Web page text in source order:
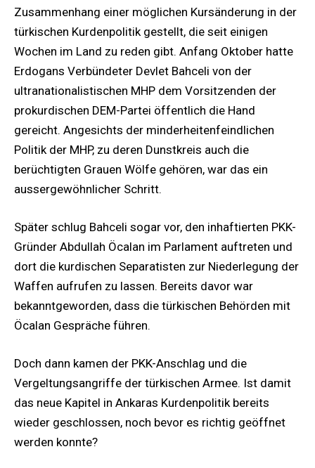
Zusammenhang einer möglichen Kursänderung in der
türkischen Kurdenpolitik gestellt, die seit einigen
Wochen im Land zu reden gibt. Anfang Oktober hatte
Erdogans Verbündeter Devlet Bahceli von der
ultranationalistischen MHP dem Vorsitzenden der
prokurdischen DEM-Partei öffentlich die Hand
gereicht. Angesichts der minderheitenfeindlichen
Politik der MHP, zu deren Dunstkreis auch die
berüchtigten Grauen Wölfe gehören, war das ein
aussergewöhnlicher Schritt.
Später schlug Bahceli sogar vor, den inhaftierten PKK-
Gründer Abdullah Öcalan im Parlament auftreten und
dort die kurdischen Separatisten zur Niederlegung der
Waffen aufrufen zu lassen. Bereits davor war
bekanntgeworden, dass die türkischen Behörden mit
Öcalan Gespräche führen.
Doch dann kamen der PKK-Anschlag und die
Vergeltungsangriffe der türkischen Armee. Ist damit
das neue Kapitel in Ankaras Kurdenpolitik bereits
wieder geschlossen, noch bevor es richtig geöffnet
werden konnte?